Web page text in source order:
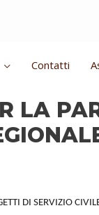
Contatti
LA
DI SERVIZIO